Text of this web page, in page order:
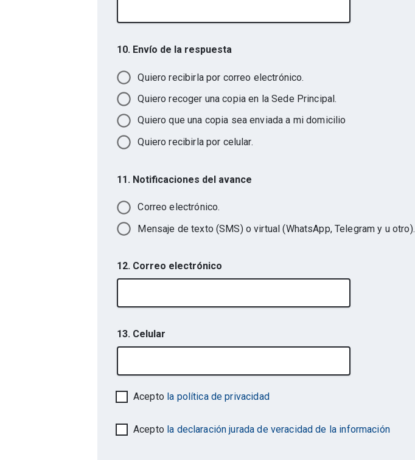
10. Envío de la respuesta
Quiero recibirla por correo electrónico.
Quiero recoger una copia en la Sede Principal.
Quiero que una copia sea enviada a mi domicilio
Quiero recibirla por celular.
11. Notificaciones del avance
Correo electrónico.
Mensaje de texto (SMS) o virtual (WhatsApp, Telegram y u otro).
12. Correo electrónico
13. Celular
Acepto la política de privacidad
Acepto la declaración jurada de veracidad de la información